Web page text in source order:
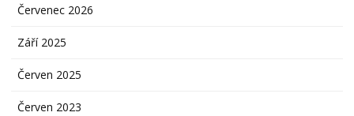
Červenec 2026
Září 2025
Červen 2025
Červen 2023